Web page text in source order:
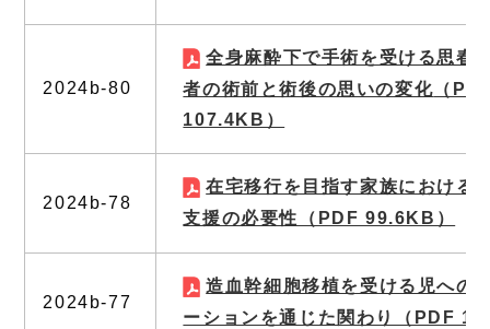
2024b-80
全身麻酔下で手術を受ける思春
者の術前と術後の思いの変化 （
107.4KB）
2024b-78
在宅移行を目指す家族における
支援の必要性
（PDF 99.6KB）
2024b-77
造血幹細胞移植を受ける児への
ーションを通じた関わり
（PDF